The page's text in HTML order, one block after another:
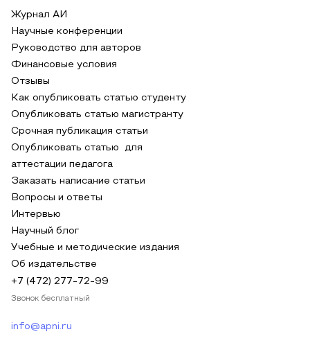
Журнал АИ
Научные конференции
Руководство для авторов
Финансовые условия
Отзывы
Как опубликовать статью студенту
Опубликовать статью магистранту
Срочная публикация статьи
Опубликовать статью для
аттестации педагога
Заказать написание статьи
Вопросы и ответы
Интервью
Научный блог
Учебные и методические издания
Об издательстве
+7 (472) 277-72-99
Звонок бесплатный
info@apni.ru